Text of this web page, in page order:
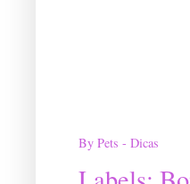
By Pets - Dicas